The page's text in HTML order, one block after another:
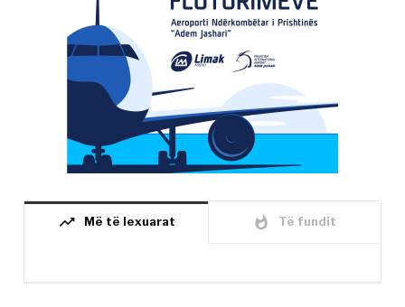
trending_up Më të lexuarat whatshot Të fundit